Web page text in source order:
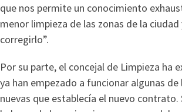
que nos permite un conocimiento
menor limpieza de las zonas de la
corregirlo”.
Por su parte, el concejal de Limpieza ha
ya han empezado a funcionar algunas de
nuevas que establecía el nuevo contrato.